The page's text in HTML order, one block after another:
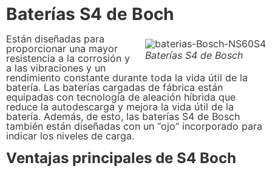
Baterías S4 de Boch
Baterías S4 de Bosch
Están diseñadas para
proporcionar una mayor
resistencia a la corrosión y
a las vibraciones y un
rendimiento constante durante toda la vida útil de la
batería. Las baterías cargadas de fábrica están
equipadas con tecnología de aleación híbrida que
reduce la autodescarga y mejora la vida útil de la
batería. Además, de esto, las baterías S4 de Bosch
también están diseñadas con un “ojo” incorporado para
indicar los niveles de carga.
Ventajas principales de S4 Boch